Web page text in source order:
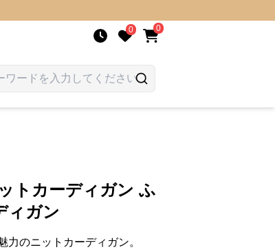
0 0
トカーディガン ふ
ィガン
のニットカーディガン。